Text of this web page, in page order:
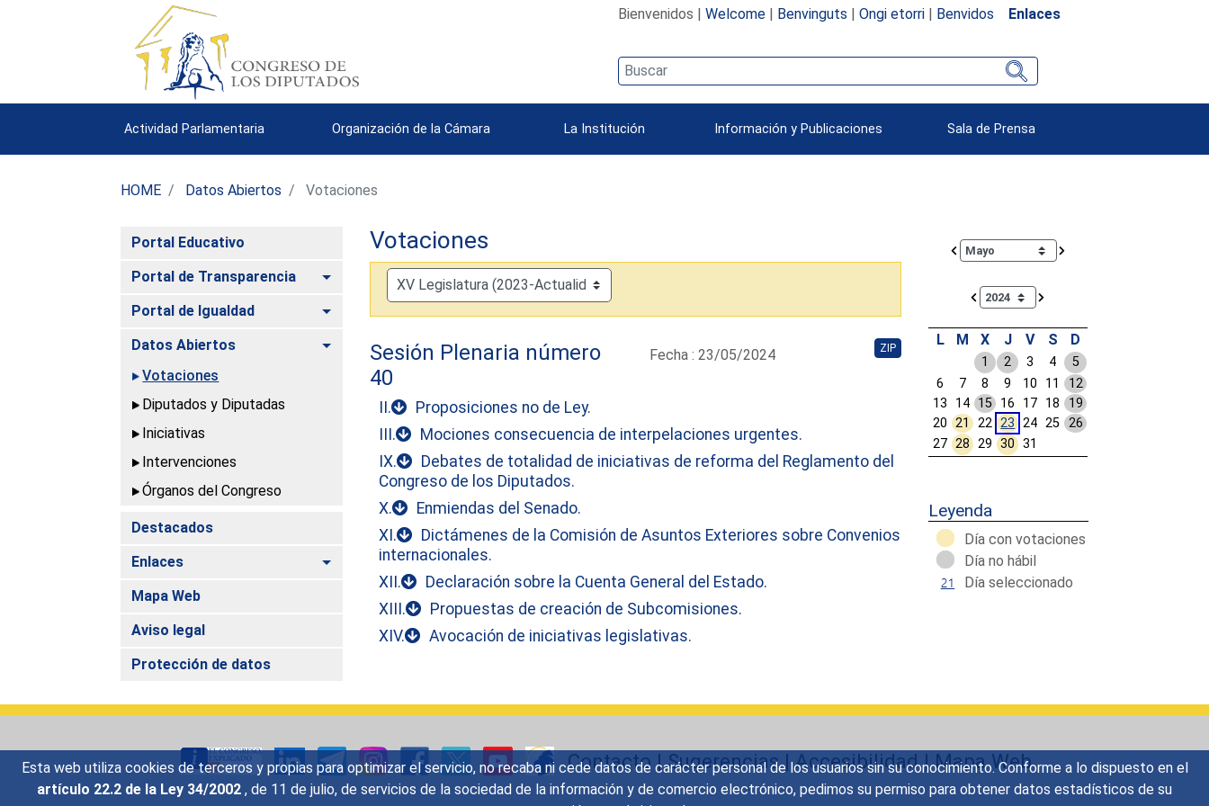
Esta web utiliza cookies de terceros y propias para optimizar el servicio, no recaba ni cede datos de carácter personal de los usuarios sin su conocimiento. Conforme a lo dispuesto en el
artículo 22.2 de la Ley 34/2002 , de 11 de julio, de servicios de la sociedad de la información y de comercio electrónico, pedimos su permiso para obtener datos estadísticos de su
Bienvenidos | Welcome| Benvinguts | Ongi etorri| Benvidos Enlaces
Actividad Parlamentaria Organización de la Cámara La Institución Información y Publicaciones Sala de Prensa
HOME Datos Abiertos Votaciones
Portal Educativo
Portal de Transparencia
Alternar
Portal de Igualdad Alternar
Datos Abiertos
Alternar
Votaciones
Diputados y Diputadas
Iniciativas
Intervenciones
Órganos del Congreso
Destacados
Enlaces
Alternar
Mapa Web
Aviso legal
Protección de datos
Votaciones
Sesión Plenaria número
40
Fecha : 23/05/2024 ZIP
II.
Proposiciones no de Ley.
III.
Mociones consecuencia de interpelaciones urgentes.
IX.
Debates de totalidad de iniciativas de reforma del Reglamento del
Congreso de los Diputados.
X.
Enmiendas del Senado.
XI.
Dictámenes de la Comisión de Asuntos Exteriores sobre Convenios
internacionales.
XII.
Declaración sobre la Cuenta General del Estado.
XIII.
Propuestas de creación de Subcomisiones.
XIV.
Avocación de iniciativas legislativas.
Calendar io de actividades. Doce Legislatura
L M X J V S D
1 2 3 4
5
6
7 8 9 10 11
12
13
14 15 16 17 18
19
20
21 22 23 24 25 26
27 28 29 30 31
Leyenda
Día con votaciones
Día no hábil
Día seleccionado
Contacto |Sugerencias|Accesibilidad|Mapa Web